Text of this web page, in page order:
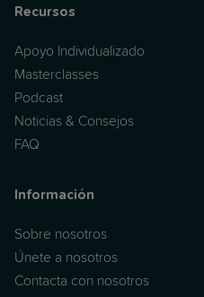
Recursos
Apoyo Individualizado
Masterclasses
Podcast
Noticias & Consejos
FAQ
Información
Sobre nosotros
Únete a nosotros
Contacta con nosotros